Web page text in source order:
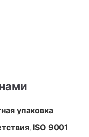
упаковка
ISO 9001